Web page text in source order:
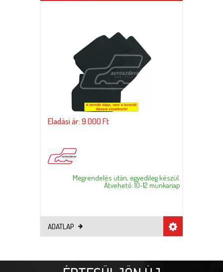
Eladási ár: 9.000 Ft
Megrendelés után, egyedileg készül.
Átvehető: 10-12 munkanap
ADATLAP